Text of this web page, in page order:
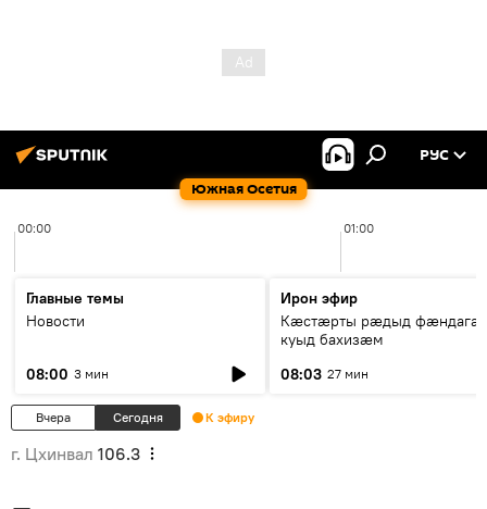
Южная Осетия
РУС
00:00 01:00
Главные темы
Новости
08:00 3 мин
Ирон эфир
Кæстæрты рæдыд
куыд бахизæм
08:03 27 мин
Вчера Сегодня К эфиру
г. Цхинвал 106.3